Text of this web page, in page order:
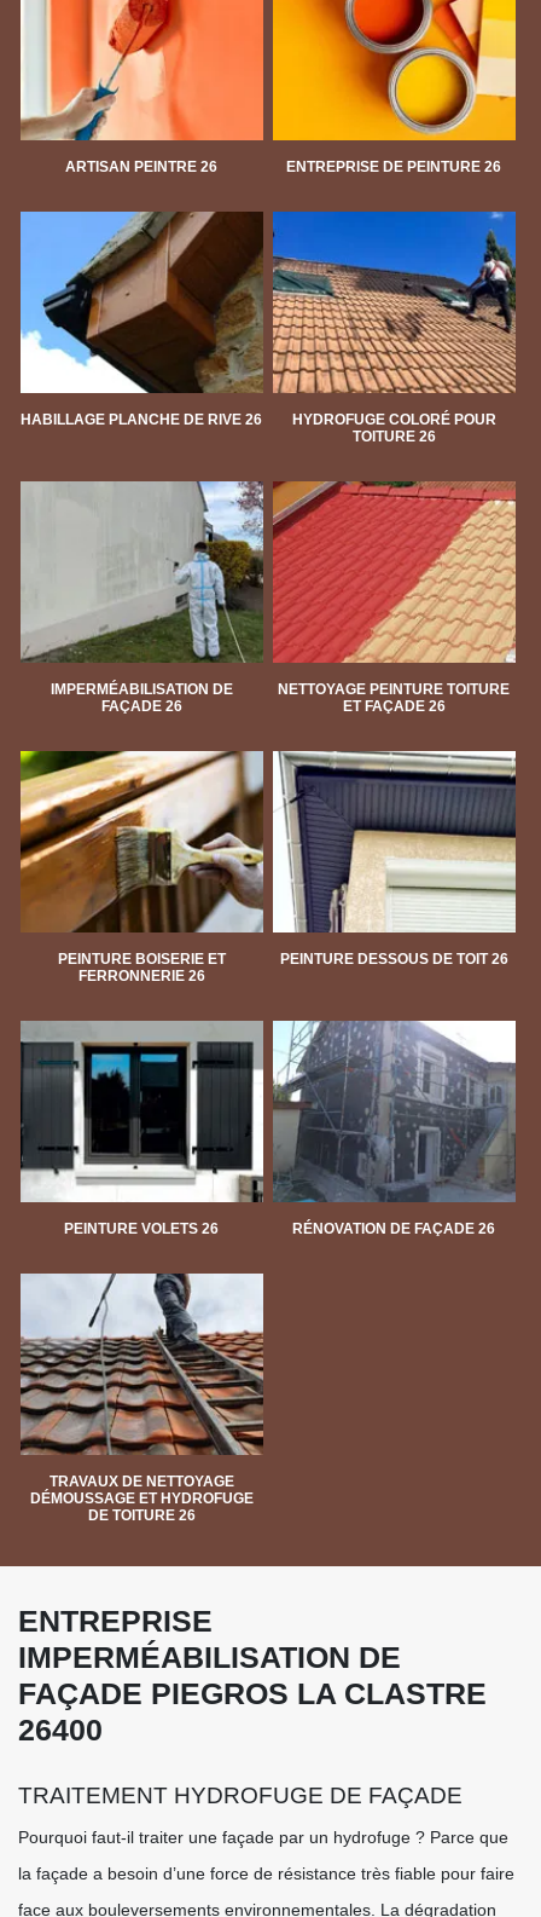
ARTISAN PEINTRE 26 ENTREPRISE DE PEINTURE 26
HABILLAGE PLANCHE DE RIVE 26
HYDROFUGE COLORÉ POUR
TOITURE 26
IMPERMÉABILISATION DE
FAÇADE 26
NETTOYAGE PEINTURE TOITURE
ET FAÇADE 26
PEINTURE BOISERIE ET
FERRONNERIE 26
PEINTURE DESSOUS DE TOIT 26
PEINTURE VOLETS 26 RÉNOVATION DE FAÇADE 26
TRAVAUX DE NETTOYAGE
DÉMOUSSAGE ET HYDROFUGE
DE TOITURE 26
ENTREPRISE
IMPERMÉABILISATION DE
FAÇADE PIEGROS LA CLASTRE
26400
TRAITEMENT HYDROFUGE DE FAÇADE
Pourquoi faut-il traiter une façade par un hydrofuge ? Parce que
la façade a besoin d’une force de résistance très fiable pour faire
face aux bouleversements environnementales. La dégradation